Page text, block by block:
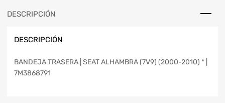
DESCRIPCIÓN
DESCRIPCIÓN
BANDEJA TRASERA | SEAT ALHAMBRA (7V9) (2000-2010) * |
7M3868791